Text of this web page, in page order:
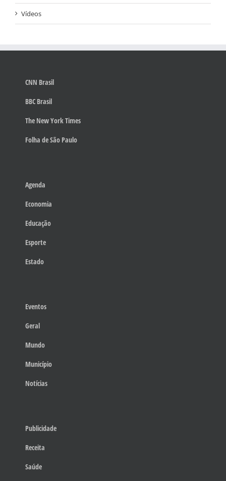
Vídeos
CNN Brasil
BBC Brasil
The New York Times
Folha de São Paulo
Agenda
Economia
Educação
Esporte
Estado
Eventos
Geral
Mundo
Município
Notícias
Publicidade
Receita
Saúde